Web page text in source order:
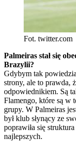
Fot. twitter.com
Palmeiras stał się
Brazylii?
Gdybym tak
strony, ale to prawda,
odpowiednikiem. Są
Flamengo, które są w
grupy. W Palmeiras
był klub słynący ze
poprawiła się
najlepszych.